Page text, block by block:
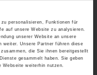
personalisieren, Funktionen für
auf unsere Website zu analysieren.
unserer Website an unsere
weiter. Unsere Partner führen diese
die Sie ihnen bereitgestellt
gesammelt haben. Sie geben
Webseite weiterhin nutzen.